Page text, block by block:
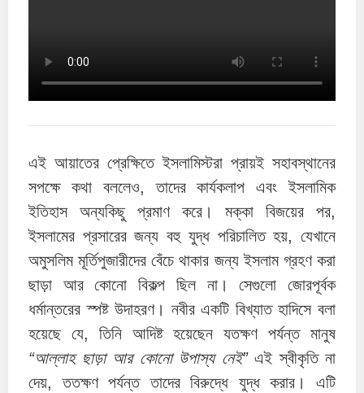
এই আয়াতের প্রেক্ষিতে ইসলামিস্টরা প্রায়ই সহাবস্থানের
সপক্ষে কথা বললেও, তাদের কার্যকলাপ এবং ইসলামিক
ইতিহাস অন্যকিছু প্রমাণ করে। মক্কা বিজয়ের পর,
ইসলামের প্রসারের জন্য বহু যুদ্ধ পরিচালিত হয়, যেখানে
অমুসলিম মূর্তিপুজারীদের বেঁচে থাকার জন্য ইসলাম গ্রহণ করা
ছাড়া আর কোনো বিকল্প ছিল না। সেগুলো জোরপূর্বক
ধর্মান্তরের স্পষ্ট উদাহরণ। নবীর একটি বিখ্যাত হাদিসে বলা
হয়েছে যে, তিনি আদিষ্ট হয়েছেন যতক্ষণ পর্যন্ত মানুষ
“আল্লাহ ছাড়া আর কোনো উপাস্য নেই”এই স্বীকৃতি না
দেয়, ততক্ষণ পর্যন্ত তাদের বিরুদ্ধে যুদ্ধ করার। এটি